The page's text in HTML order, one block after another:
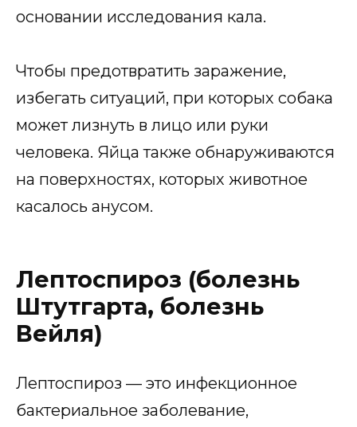
основании исследования кала.
Чтобы предотвратить заражение,
избегать ситуаций, при которых собака
может лизнуть в лицо или руки
человека. Яйца также обнаруживаются
на поверхностях, которых животное
касалось анусом.
Лептоспироз (болезнь
Штутгарта, болезнь
Вейля)
Лептоспироз — это инфекционное
бактериальное заболевание,